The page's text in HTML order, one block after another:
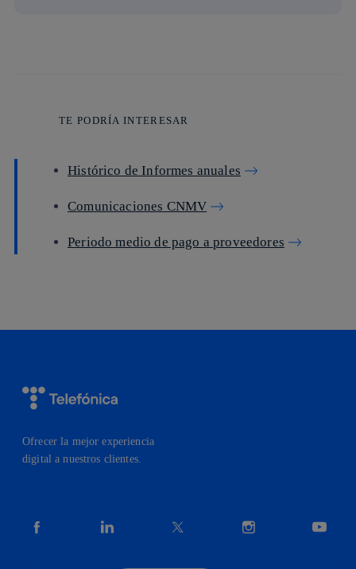
TE PODRÍA INTERESAR
Histórico de Informes anuales
Comunicaciones CNMV
Periodo medio de pago a proveedores
Ofrecer la mejor experiencia
digital a nuestros clientes.
facebook instagram